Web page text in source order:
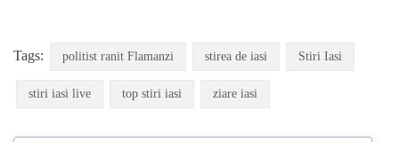
Tags: politist ranit Flamanzi stirea de iasi Stiri Iasi
stiri iasi live top stiri iasi ziare iasi